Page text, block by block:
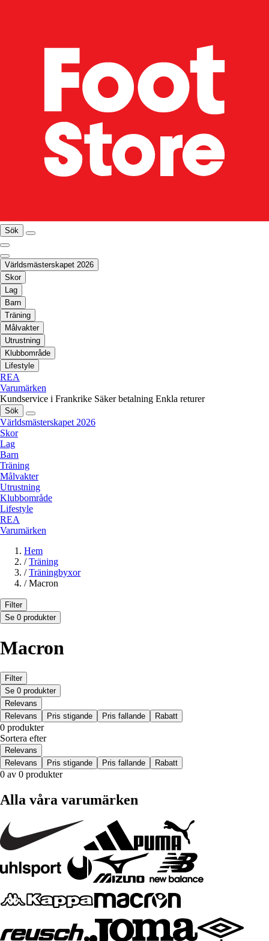
Sök
Världsmästerskapet 2026
Skor
Lag
Barn
Träning
Målvakter
Utrustning
Klubbområde
Lifestyle
REA
Varumärken
Kundservice i Frankrike Säker betalning Enkla returer
Sök
Världsmästerskapet 2026
Skor
Lag
Barn
Träning
Målvakter
Utrustning
Klubbområde
Lifestyle
REA
Varumärken
Hem
/ Träning
/ Träningbyxor
/ Macron
Filter
Se 0 produkter
Macron
Filter
Se 0 produkter
Relevans
Relevans
Pris stigande Pris fallande Rabatt
0 produkter
Sortera efter
Relevans
Relevans
Pris stigande Pris fallande Rabatt
0 av 0 produkter
Alla våra varumärken